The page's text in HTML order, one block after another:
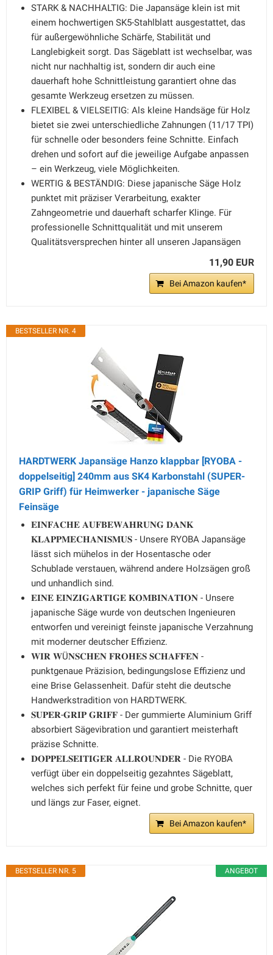
STARK & NACHHALTIG: Die Japansäge klein ist mit
einem hochwertigen SK5-Stahlblatt ausgestattet, das
für außergewöhnliche Schärfe, Stabilität und
Langlebigkeit sorgt. Das Sägeblatt ist wechselbar, was
nicht nur nachhaltig ist, sondern dir auch eine
dauerhaft hohe Schnittleistung garantiert ohne das
gesamte Werkzeug ersetzen zu müssen.
FLEXIBEL & VIELSEITIG: Als kleine Handsäge für Holz
bietet sie zwei unterschiedliche Zahnungen (11/17 TPI)
für schnelle oder besonders feine Schnitte. Einfach
drehen und sofort auf die jeweilige Aufgabe anpassen
– ein Werkzeug, viele Möglichkeiten.
WERTIG & BESTÄNDIG: Diese japanische Säge Holz
punktet mit präziser Verarbeitung, exakter
Zahngeometrie und dauerhaft scharfer Klinge. Für
professionelle Schnittqualität und mit unserem
Qualitätsversprechen hinter all unseren Japansägen
11,90 EUR
Bei Amazon kaufen*
BESTSELLER NR. 4
HARDTWERK Japansäge Hanzo klappbar [RYOBA -
doppelseitig] 240mm aus SK4 Karbonstahl (SUPER-
GRIP Griff) für Heimwerker - japanische Säge
Feinsäge
𝐄𝐈𝐍𝐅𝐀𝐂𝐇𝐄 𝐀𝐔𝐅𝐁𝐄𝐖𝐀𝐇𝐑𝐔𝐍𝐆 𝐃𝐀𝐍𝐊
𝐊𝐋𝐀𝐏𝐏𝐌𝐄𝐂𝐇𝐀𝐍𝐈𝐒𝐌𝐔𝐒 - Unsere RYOBA Japansäge
lässt sich mühelos in der Hosentasche oder
Schublade verstauen, während andere Holzsägen groß
und unhandlich sind.
𝐄𝐈𝐍𝐄 𝐄𝐈𝐍𝐙𝐈𝐆𝐀𝐑𝐓𝐈𝐆𝐄 𝐊𝐎𝐌𝐁𝐈𝐍𝐀𝐓𝐈𝐎𝐍 - Unsere
japanische Säge wurde von deutschen Ingenieuren
entworfen und vereinigt feinste japanische Verzahnung
mit moderner deutscher Effizienz.
𝐖𝐈𝐑 𝐖Ü𝐍𝐒𝐂𝐇𝐄𝐍 𝐅𝐑𝐎𝐇𝐄𝐒 𝐒𝐂𝐇𝐀𝐅𝐅𝐄𝐍 -
punktgenaue Präzision, bedingungslose Effizienz und
eine Brise Gelassenheit. Dafür steht die deutsche
Handwerkstradition von HARDTWERK.
𝐒𝐔𝐏𝐄𝐑-𝐆𝐑𝐈𝐏 𝐆𝐑𝐈𝐅𝐅 - Der gummierte Aluminium Griff
absorbiert Sägevibration und garantiert meisterhaft
präzise Schnitte.
𝐃𝐎𝐏𝐏𝐄𝐋𝐒𝐄𝐈𝐓𝐈𝐆𝐄𝐑 𝐀𝐋𝐋𝐑𝐎𝐔𝐍𝐃𝐄𝐑 - Die RYOBA
verfügt über ein doppelseitig gezahntes Sägeblatt,
welches sich perfekt für feine und grobe Schnitte, quer
und längs zur Faser, eignet.
Bei Amazon kaufen*
ANGEBOT
BESTSELLER NR. 5